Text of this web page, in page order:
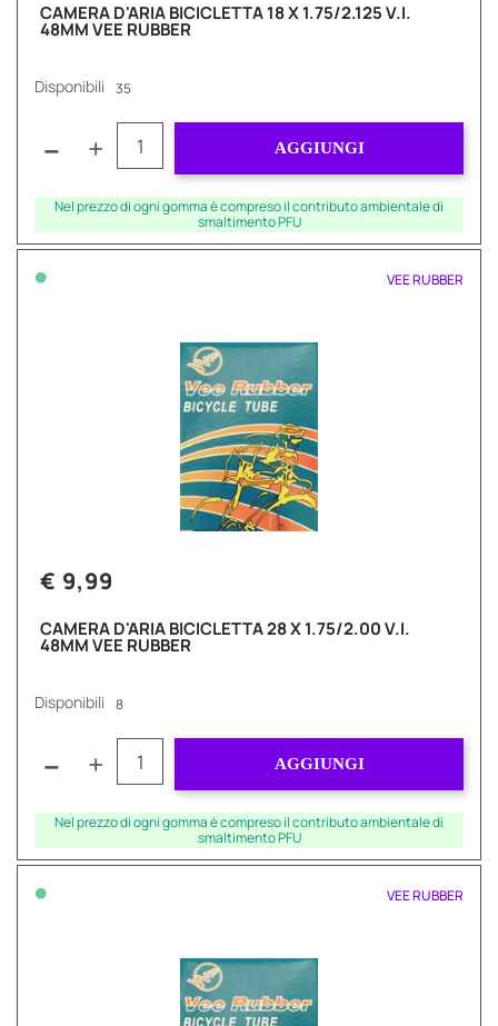
CAMERA D'ARIA BICICLETTA 18 X 1.75/2.125 V.I.
48MM VEE RUBBER
Disponibili 35
AGGIUNGI
Nel prezzo di ogni gomma è compreso il contributo ambientale di
smaltimento PFU
• VEE RUBBER
€ 9,99
CAMERA D'ARIA BICICLETTA 28 X 1.75/2.00 V.I.
48MM VEE RUBBER
Disponibili 8
AGGIUNGI
Nel prezzo di ogni gomma è compreso il contributo ambientale di
smaltimento PFU
• VEE RUBBER